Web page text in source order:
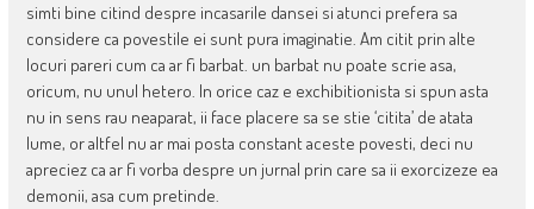
simti bine citind despre incasarile dansei si atunci prefera sa
considere ca povestile ei sunt pura imaginatie. Am citit prin alte
locuri pareri cum ca ar fi barbat. un barbat nu poate scrie asa,
oricum, nu unul hetero. In orice caz e exchibitionista si spun asta
nu in sens rau neaparat, ii face placere sa se stie ‘citita’ de atata
lume, or altfel nu ar mai posta constant aceste povesti, deci nu
apreciez ca ar fi vorba despre un jurnal prin care sa ii exorcizeze ea
demonii, asa cum pretinde.